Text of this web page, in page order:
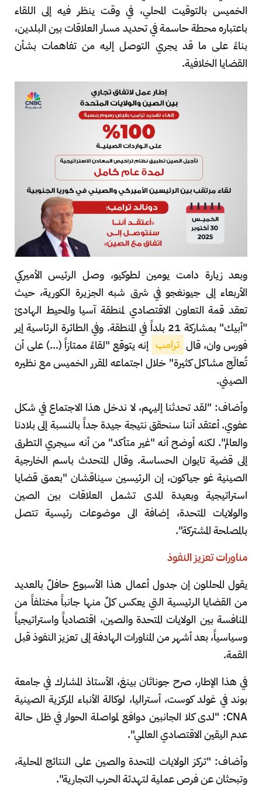
الخميس بالتوقيت المحلي، في وقت ينظر فيه إلى اللقاء
باعتباره محطة حاسمة في تحديد مسار العلاقات بين البلدين،
بناءً على ما قد يجري التوصل إليه من تفاهمات بشأن
القضايا الخلافية.
وبعد زيارة دامت يومين لطوكيو، وصل الرئيس الأميركي
الأربعاء إلى جيونغجو في شرق شبه الجزيرة الكورية، حيث
تعقد قمة التعاون الاقتصادي لمنطقة آسيا والمحيط الهادئ
"أبيك" بمشاركة 21 بلداً في المنطقة. وفي الطائرة الرئاسية إير
فورس وان، قال ترامب إنه يتوقع "لقاءً ممتازاً (...) على أن
تُعالَج مشاكل كثيرة" خلال اجتماعه المقرر الخميس مع نظيره
الصيني.
وأضاف: "لقد تحدثنا إليهم، لا ندخل هذا الاجتماع في شكل
عفوي. أعتقد أننا سنحقق نتيجة جيدة جداً بالنسبة إلى بلادنا
والعالم". لكنه أوضح أنه "غير متأكد" من أنه سيجري التطرق
إلى قضية تايوان الحساسة. وقال المتحدث باسم الخارجية
الصينية غو جياكون، إن الرئيسين سيناقشان "بعمق قضايا
استراتيجية وبعيدة المدى تشمل العلاقات بين الصين
والولايات المتحدة، إضافة الى موضوعات رئيسية تتصل
بالمصلحة المشتركة".
مناورات تعزيز النفوذ
يقول المحللون إن جدول أعمال هذا الأسبوع حافلٌ بالعديد
من القضايا الرئيسية التي يعكس كلٌ منها جانباً مختلفاً من
المنافسة بين الولايات المتحدة والصين، اقتصادياً واستراتيجياً
وسياسياً، بعد أشهر من المناورات الهادفة إلى تعزيز النفوذ قبل
القمة.
في هذا الإطار، صرح جوناثان بينغ، الأستاذ المشارك في جامعة
بوند في غولد كوست، أستراليا، لوكالة الأنباء المركزية الصينية
CNA: "لدى كلا الجانبين دوافع لمواصلة الحوار في ظل حالة
عدم اليقين الاقتصادي العالمي".
وأضاف: "تركز الولايات المتحدة والصين على النتائج المحلية،
وتبحثان عن فرص عملية لتهدئة الحرب التجارية".